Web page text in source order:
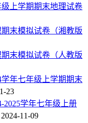
级上学期期末地理试卷
末模拟试卷（湘教版
末模拟试卷（人教版
年七年级上学期期末
23
2025学年七年级上册
2024-11-09